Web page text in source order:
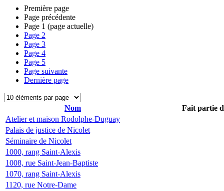
Première page
Page précédente
Page 1 (page actuelle)
Page 2
Page 3
Page 4
Page 5
Page suivante
Dernière page
Nom
Fait partie
Atelier et maison Rodolphe-Duguay
Palais de justice de Nicolet
Séminaire de Nicolet
1000, rang Saint-Alexis
1008, rue Saint-Jean-Baptiste
1070, rang Saint-Alexis
1120, rue Notre-Dame